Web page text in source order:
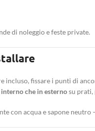
di noleggio e feste private.
incluso, fissare i punti di
interno che in esternosu prati,
con acqua e sapone